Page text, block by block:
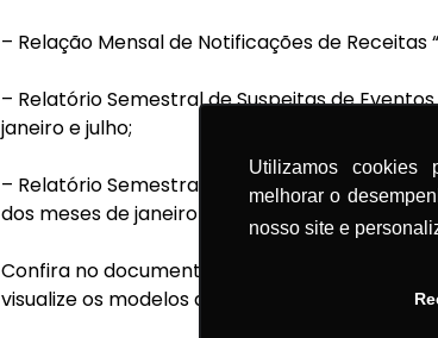
Utilizamos cookies
melhorar o
nosso site e
– Relação Mensal de Notificações de Receitas
– Relatório Semestral de Suspeitas de
janeiro e julho;
– Relatório Semestral de Movimentação de
dos meses de janeiro e julho.
Confira no documento “
visualize os modelos de formulários e